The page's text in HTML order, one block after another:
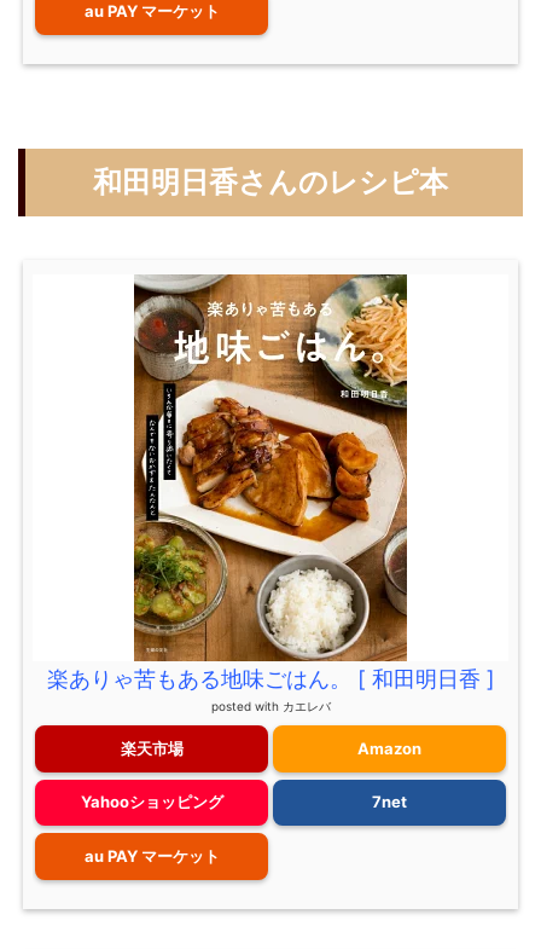
au PAY マーケット
和田明日香さんのレシピ本
楽ありゃ苦もある地味ごはん。 [ 和田明日香 ]
posted with カエレバ
楽天市場 Amazon
Yahooショッピング 7net
au PAY マーケット